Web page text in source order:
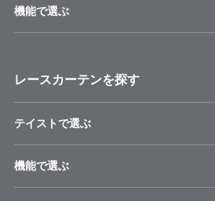
機能で選ぶ
レースカーテンを探す
テイストで選ぶ
機能で選ぶ